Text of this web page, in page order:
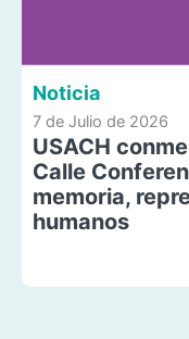
Noticia
7 de Julio de 2026
USACH
Calle
memoria,
humanos